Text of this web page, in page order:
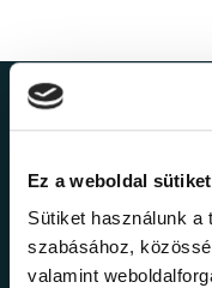
Ez a weboldal
Sütiket használunk a
szabásához,
valamint
Ne